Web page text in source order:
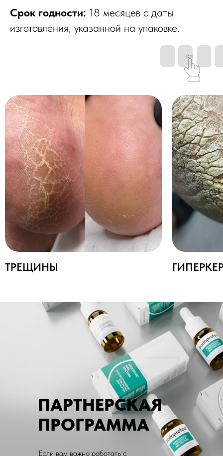
Срок годности: 18 месяцев с даты
изготовления, указанной на упаковке.
ПАРТНЕРСКАЯ
ПРОГРАММА
Если вам важно работать с